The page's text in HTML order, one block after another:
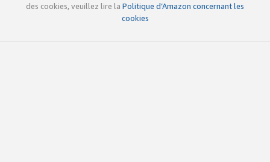
des cookies, veuillez lire la Politique d’Amazon concernant les
cookies